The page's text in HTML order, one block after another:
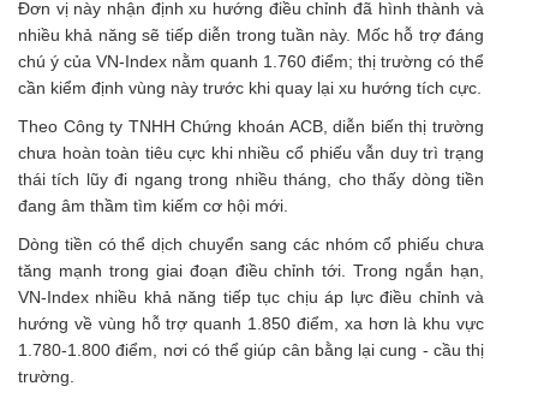
Đơn vị này nhận định xu hướng điều chỉnh đã hình thành và
nhiều khả năng sẽ tiếp diễn trong tuần này. Mốc hỗ trợ đáng
chú ý của VN-Index nằm quanh 1.760 điểm; thị trường có thể
cần kiểm định vùng này trước khi quay lại xu hướng tích cực.
Theo Công ty TNHH Chứng khoán ACB, diễn biến thị trường
chưa hoàn toàn tiêu cực khi nhiều cổ phiếu vẫn duy trì trạng
thái tích lũy đi ngang trong nhiều tháng, cho thấy dòng tiền
đang âm thầm tìm kiếm cơ hội mới.
Dòng tiền có thể dịch chuyển sang các nhóm cổ phiếu chưa
tăng mạnh trong giai đoạn điều chỉnh tới. Trong ngắn hạn,
VN-Index nhiều khả năng tiếp tục chịu áp lực điều chỉnh và
hướng về vùng hỗ trợ quanh 1.850 điểm, xa hơn là khu vực
1.780-1.800 điểm, nơi có thể giúp cân bằng lại cung - cầu thị
trường.